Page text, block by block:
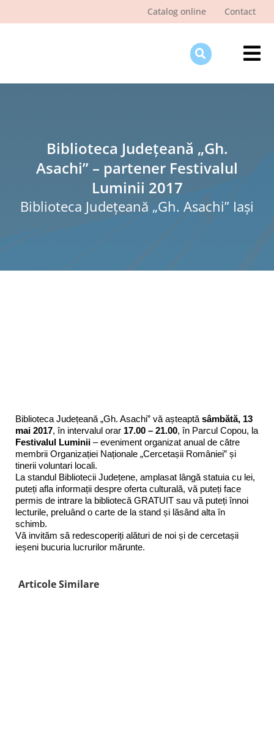
Catalog online Contact
Biblioteca Județeană „Gh.
Asachi” – partener Festivalul
Luminii 2017
Biblioteca Judeţeană „Gh. Asachi” Iaşi
Biblioteca Județeană „Gh. Asachi” vă așteaptă sâmbătă, 13
mai 2017, în intervalul orar 17.00 – 21.00, în Parcul Copou, la
Festivalul Luminii – eveniment organizat anual de către
membrii Organizației Naționale „Cercetașii României” și
tinerii voluntari locali.
La standul Bibliotecii Județene, amplasat lângă statuia cu lei,
puteți afla informații despre oferta culturală, vă puteți face
permis de intrare la bibliotecă GRATUIT sau vă puteți înnoi
lecturile, preluând o carte de la stand și lăsând alta în
schimb.
Vă invităm să redescoperiți alături de noi și de cercetașii
ieșeni bucuria lucrurilor mărunte.
Articole Similare